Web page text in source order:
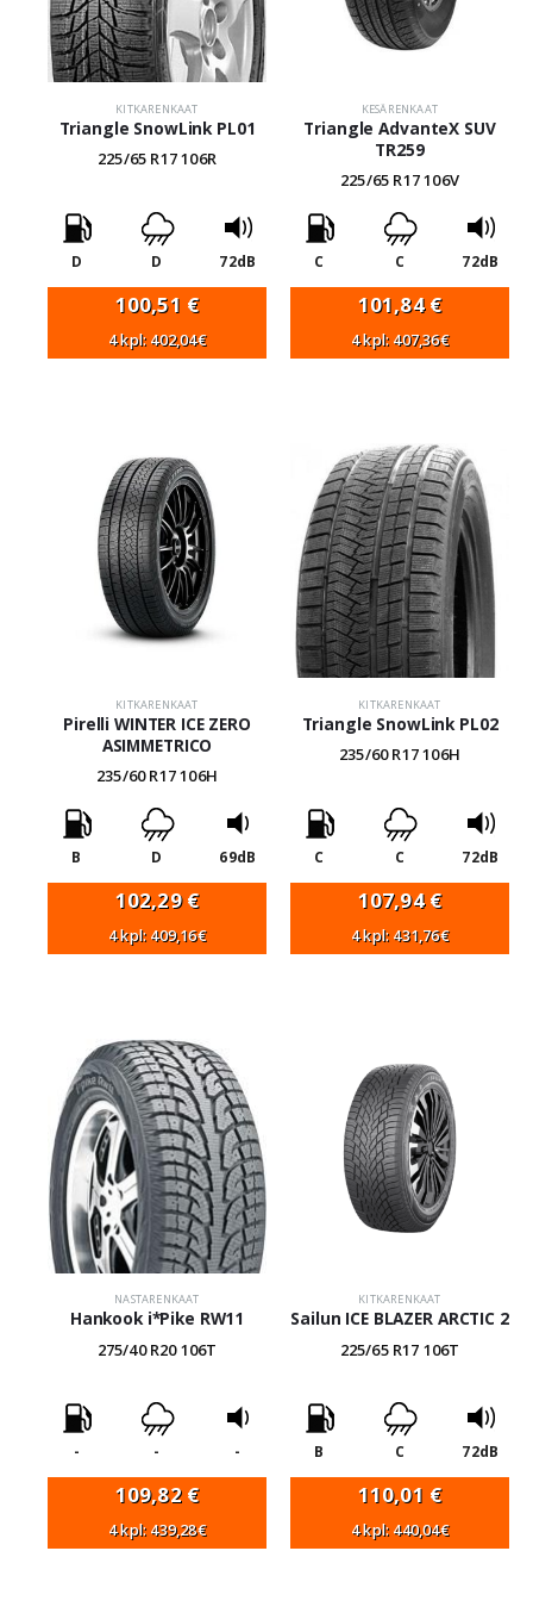
KITKARENKAAT
Triangle SnowLink PL01
225/65 R17 106R
D D 72dB
100,51 €
4 kpl: 402,04€
KESÄRENKAAT
Triangle AdvanteX SUV
TR259
225/65 R17 106V
C C 72dB
101,84€
4 kpl: 407,36€
KITKARENKAAT
Pirelli WINTER ICE ZERO
ASIMMETRICO
235/60 R17 106H
B D 69dB
102,29€
4 kpl: 409,16€
KITKARENKAAT
Triangle SnowLink PL02
235/60 R17 106H
C C 72dB
107,94€
4 kpl: 431,76€
NASTARENKAAT
Hankook i*Pike RW11
275/40 R20 106T
- - -
109,82 €
4 kpl: 439,28€
KITKARENKAAT
Sailun ICE BLAZER ARCTIC 2
225/65 R17 106T
B C 72dB
110,01 €
4 kpl: 440,04€